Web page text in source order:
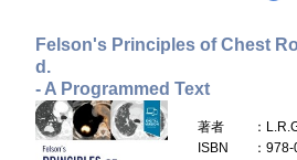
Felson's Principles of Chest
d.
- A Programmed Text
著者
：
ISBN
：